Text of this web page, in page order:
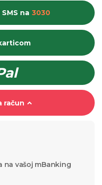
račun
SMS na 3030
na vašoj mBanking